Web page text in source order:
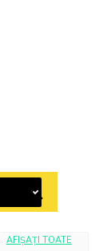
AFIȘAȚI TOATE